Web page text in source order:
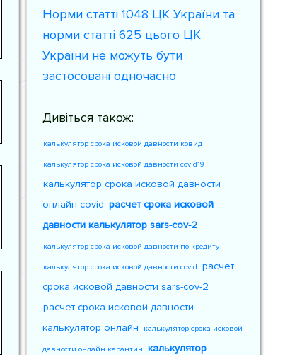
Норми статті 1048 ЦК України та
норми статті 625 цього ЦК
України не можуть бути
застосовані одночасно
Дивіться також:
калькулятор срока исковой давности ковид
калькулятор срока исковой давности covid19
калькулятор срока исковой давности
онлайн covid расчет срока исковой
давности калькулятор sars-cov-2
калькулятор срока исковой давности по кредиту
калькулятор срока исковой давности covid
расчет
срока исковой давности sars-cov-2
расчет срока исковой давности
калькулятор онлайн
калькулятор срока исковой
давности онлайн карантин
калькулятор